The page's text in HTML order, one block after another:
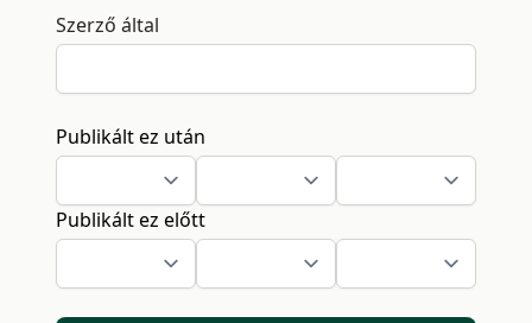
Szerző által
Publikált ez után
Publikált ez előtt